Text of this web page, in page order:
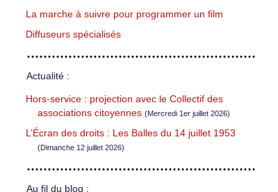
La marche à suivre pour programmer un film
Diffuseurs spécialisés
Actualité :
Hors-service : projection avec le Collectif des
associations citoyennes (Mercredi 1er juillet 2026)
L’Écran des droits : Les Balles du 14 juillet 1953
(Dimanche 12 juillet 2026)
Au fil du blog :